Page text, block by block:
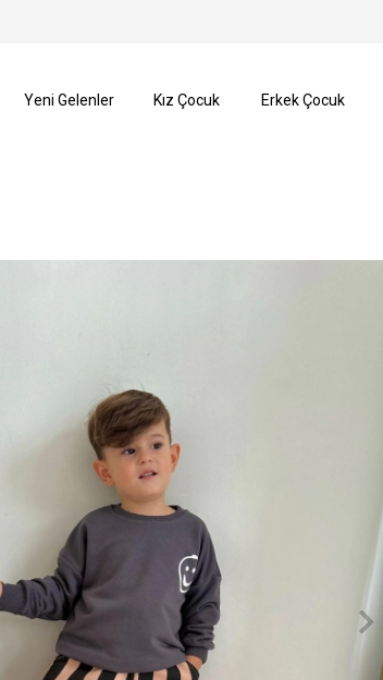
İNDİRİMLER BAŞLADI️
Yeni Gelenler Kız Çocuk Erkek Çocuk